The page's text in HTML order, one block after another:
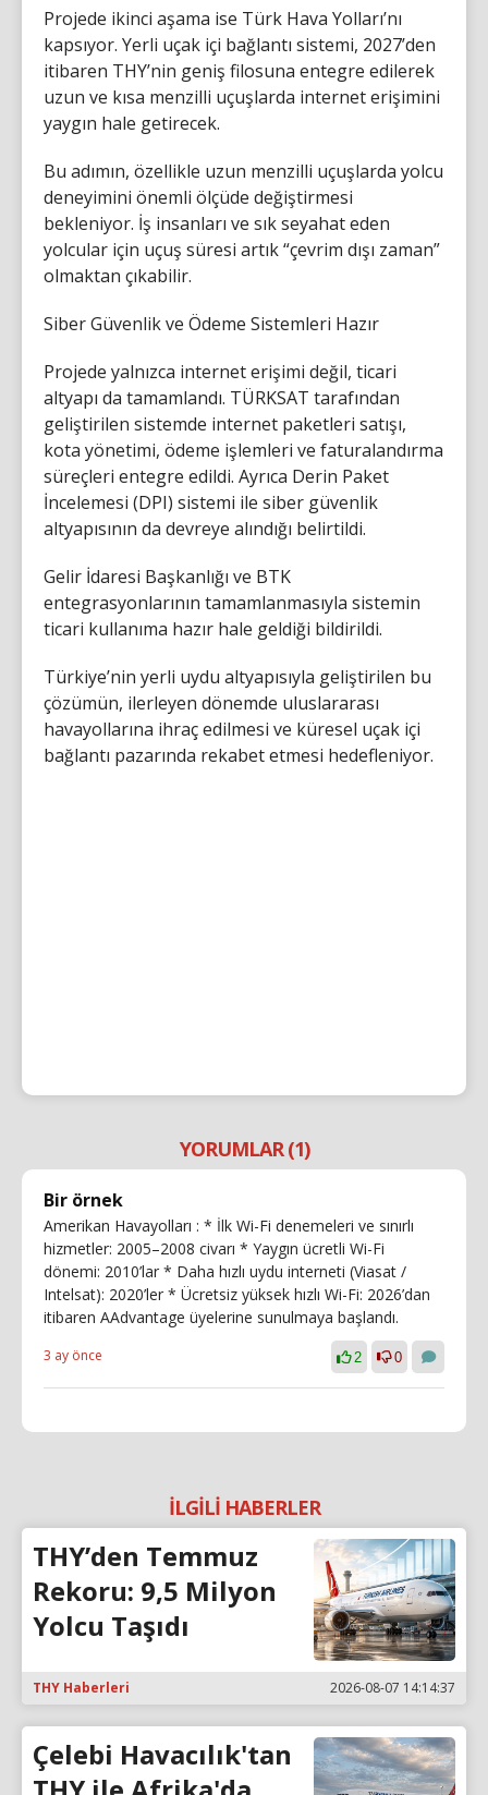
Projede ikinci aşama ise Türk Hava Yolları’nı
kapsıyor. Yerli uçak içi bağlantı sistemi, 2027’den
itibaren THY’nin geniş filosuna entegre edilerek
uzun ve kısa menzilli uçuşlarda internet erişimini
yaygın hale getirecek.
Bu adımın, özellikle uzun menzilli uçuşlarda yolcu
deneyimini önemli ölçüde değiştirmesi
bekleniyor. İş insanları ve sık seyahat eden
yolcular için uçuş süresi artık “çevrim dışı zaman”
olmaktan çıkabilir.
Siber Güvenlik ve Ödeme Sistemleri Hazır
Projede yalnızca internet erişimi değil, ticari
altyapı da tamamlandı. TÜRKSAT tarafından
geliştirilen sistemde internet paketleri satışı,
kota yönetimi, ödeme işlemleri ve faturalandırma
süreçleri entegre edildi. Ayrıca Derin Paket
İncelemesi (DPI) sistemi ile siber güvenlik
altyapısının da devreye alındığı belirtildi.
Gelir İdaresi Başkanlığı ve BTK
entegrasyonlarının tamamlanmasıyla sistemin
ticari kullanıma hazır hale geldiği bildirildi.
Türkiye’nin yerli uydu altyapısıyla geliştirilen bu
çözümün, ilerleyen dönemde uluslararası
havayollarına ihraç edilmesi ve küresel uçak içi
bağlantı pazarında rekabet etmesi hedefleniyor.
YORUMLAR (1)
Bir örnek
Amerikan Havayolları : * İlk Wi-Fi denemeleri ve sınırlı
hizmetler: 2005–2008 civarı * Yaygın ücretli Wi-Fi
dönemi: 2010’lar * Daha hızlı uydu interneti (Viasat /
Intelsat): 2020’ler * Ücretsiz yüksek hızlı Wi-Fi: 2026’dan
itibaren AAdvantage üyelerine sunulmaya başlandı.
3 ay önce 2 0
İLGİLİ HABERLER
THY’den Temmuz
Rekoru: 9,5 Milyon
Yolcu Taşıdı
THY Haberleri 2026-08-07 14:14:37
Çelebi Havacılık'tan